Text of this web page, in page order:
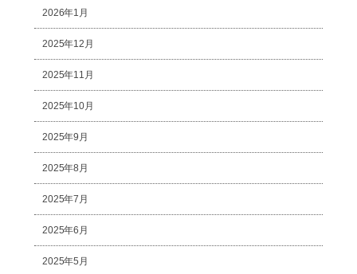
2026年1月
2025年12月
2025年11月
2025年10月
2025年9月
2025年8月
2025年7月
2025年6月
2025年5月